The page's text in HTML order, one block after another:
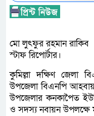
মো লুৎফুর রহমান রাকিব
স্টাফ রিপোর্টার।
কুমিল্লা দক্ষিণ জেলা
উপজেলা বিএনপি
উপজেলার কনকাপৈত
ও সদস্য নবায়ন উপলক্ষে